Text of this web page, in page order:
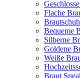
Flache
Bequeme
Silberne
Goldene
Weiße
Braut